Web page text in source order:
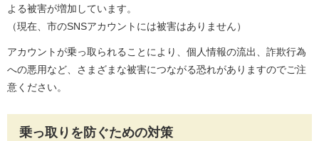
よる被害が増加しています。
（現在、市のSNSアカウントには被害はありません）
アカウントが乗っ取られることにより、個人情報の流出、詐欺行為
への悪用など、さまざまな被害につながる恐れがありますのでご注
意ください。
乗っ取りを防ぐための対策